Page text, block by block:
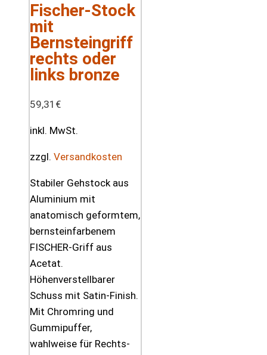
Fischer-Stock
mit
Bernsteingriff
rechts oder
links bronze
59,31 €
inkl. MwSt.
zzgl. Versandkosten
Stabiler Gehstock aus
Aluminium mit
anatomisch geformtem,
bernsteinfarbenem
FISCHER-Griff aus
Acetat.
Höhenverstellbarer
Schuss mit Satin-Finish.
Mit Chromring und
Gummipuffer,
wahlweise für Rechts-